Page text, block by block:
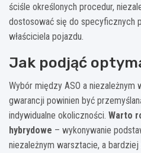
ściśle określonych procedur,
dostosować się do specyficznych
właściciela pojazdu.
Jak podjąć
Wybór między ASO a
gwarancji powinien być
indywidualne okoliczności. Warto
hybrydowe – wykonywanie
niezależnym warsztacie, a